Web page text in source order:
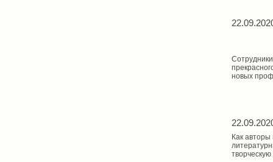
новых
Как авторы